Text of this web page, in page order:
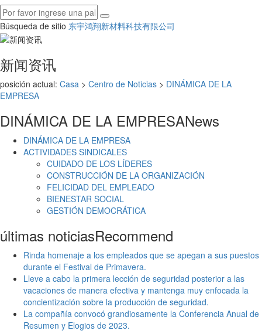
Búsqueda de sitio 东宇鸿翔新材料科技有限公司
新闻资讯
posición actual: Casa > Centro de Noticias > DINÁMICA DE LA
EMPRESA
DINÁMICA DE LA EMPRESANews
DINÁMICA DE LA EMPRESA
ACTIVIDADES SINDICALES
CUIDADO DE LOS LÍDERES
CONSTRUCCIÓN DE LA ORGANIZACIÓN
FELICIDAD DEL EMPLEADO
BIENESTAR SOCIAL
GESTIÓN DEMOCRÁTICA
últimas noticiasRecommend
Rinda homenaje a los empleados que se apegan a sus puestos
durante el Festival de Primavera.
Lleve a cabo la primera lección de seguridad posterior a las
vacaciones de manera efectiva y mantenga muy enfocada la
concientización sobre la producción de seguridad.
La compañía convocó grandiosamente la Conferencia Anual de
Resumen y Elogios de 2023.